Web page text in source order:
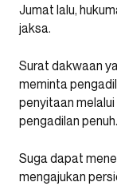
Jumat lalu,
jaksa.
Surat dakwaan
meminta
penyitaan
pengadilan penuh.
Suga dapat
mengajukan